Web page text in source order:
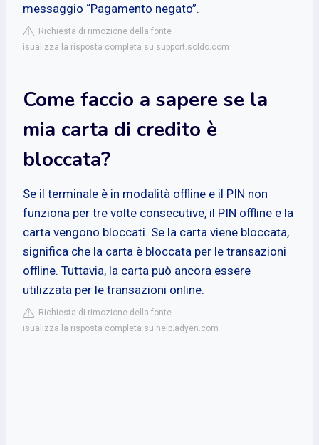
messaggio “Pagamento negato”.
Richiesta di rimozione della fonte
isualizza la risposta completa su support.soldo.com
Come faccio a sapere se la
mia carta di credito è
bloccata?
Se il terminale è in modalità offline e il PIN non
funziona per tre volte consecutive, il PIN offline e la
carta vengono bloccati. Se la carta viene bloccata,
significa che la carta è bloccata per le transazioni
offline. Tuttavia, la carta può ancora essere
utilizzata per le transazioni online.
Richiesta di rimozione della fonte
isualizza la risposta completa su help.adyen.com